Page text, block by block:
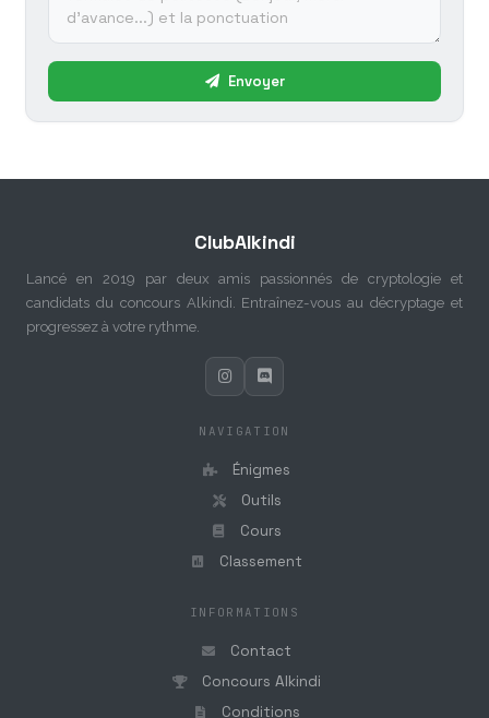
Envoyer
ClubAlkindi
Lancé en 2019 par deux amis passionnés de cryptologie et
candidats du concours Alkindi. Entraînez-vous au décryptage et
progressez à votre rythme.
NAVIGATION
Énigmes
Outils
Cours
Classement
INFORMATIONS
Contact
Concours Alkindi
Conditions